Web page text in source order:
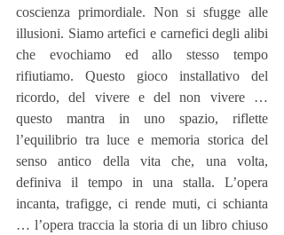
coscienza primordiale. Non si sfugge alle
illusioni. Siamo artefici e carnefici degli alibi
che evochiamo ed allo stesso tempo
rifiutiamo. Questo gioco installativo del
ricordo, del vivere e del non vivere …
questo mantra in uno spazio, riflette
l’equilibrio tra luce e memoria storica del
senso antico della vita che, una volta,
definiva il tempo in una stalla. L’opera
incanta, trafigge, ci rende muti, ci schianta
… l’opera traccia la storia di un libro chiuso